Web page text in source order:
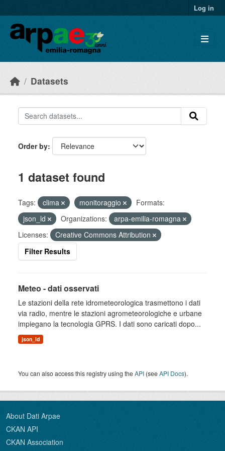
Log in
Datasets
Order by
1 dataset found
Tags: clima monitoraggio
Formats:
json_ld
Organizations:
arpa-emilia-romagna
Licenses:
Creative Commons Attribution
Filter Results
Meteo - dati osservati
Le stazioni della rete idrometeorologica trasmettono i dati
via radio, mentre le stazioni agrometeorologiche e urbane
impiegano la tecnologia GPRS. I dati sono caricati dopo...
json_ld
You can also access this registry using theAPI (seeAPI Docs).
About Dati Arpae
CKAN API
CKAN Association